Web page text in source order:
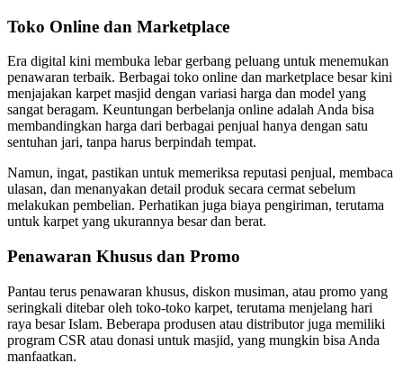
Toko Online dan Marketplace
Era digital kini membuka lebar gerbang peluang untuk menemukan
penawaran terbaik. Berbagai toko online dan marketplace besar kini
menjajakan karpet masjid dengan variasi harga dan model yang
sangat beragam. Keuntungan berbelanja online adalah Anda bisa
membandingkan harga dari berbagai penjual hanya dengan satu
sentuhan jari, tanpa harus berpindah tempat.
Namun, ingat, pastikan untuk memeriksa reputasi penjual, membaca
ulasan, dan menanyakan detail produk secara cermat sebelum
melakukan pembelian. Perhatikan juga biaya pengiriman, terutama
untuk karpet yang ukurannya besar dan berat.
Penawaran Khusus dan Promo
Pantau terus penawaran khusus, diskon musiman, atau promo yang
seringkali ditebar oleh toko-toko karpet, terutama menjelang hari
raya besar Islam. Beberapa produsen atau distributor juga memiliki
program CSR atau donasi untuk masjid, yang mungkin bisa Anda
manfaatkan.